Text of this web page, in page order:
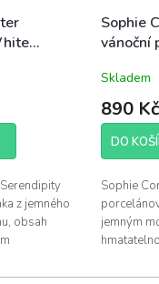
z jemného
obsah
Sophie
vánoční
Skladem
890 Kč
DO
Sophie
jemným
dárkově